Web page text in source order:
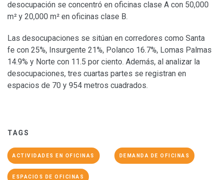
desocupación se concentró en oficinas clase A con 50,000
m² y 20,000 m² en oficinas clase B.
Las desocupaciones se sitúan en corredores como Santa
fe con 25%, Insurgente 21%, Polanco 16.7%, Lomas Palmas
14.9% y Norte con 11.5 por ciento. Además, al analizar la
desocupaciones, tres cuartas partes se registran en
espacios de 70 y 954 metros cuadrados.
TAGS
ACTIVIDADES EN OFICINAS DEMANDA DE OFICINAS
ESPACIOS DE OFICINAS